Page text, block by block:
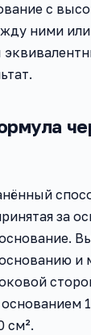
с
ними
за
см².